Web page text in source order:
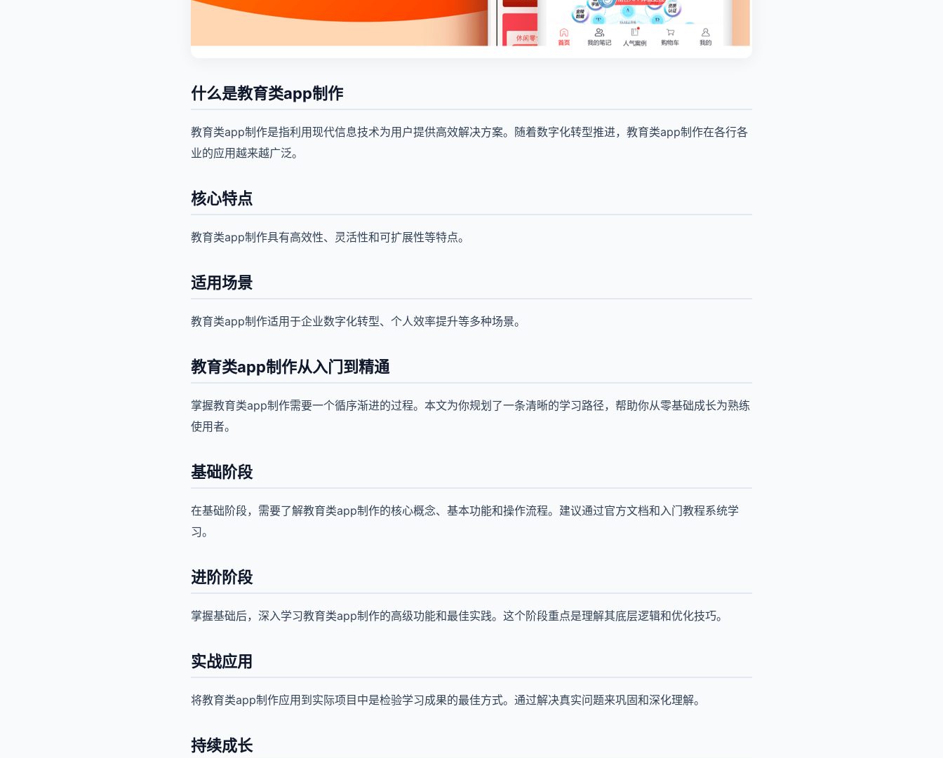
什么是教育类app制作
教育类app制作是指利用现代信息技术为用户提供高效解决方案。随着数字化转型推进，教育类app制作在各行各
业的应用越来越广泛。
核心特点
教育类app制作具有高效性、灵活性和可扩展性等特点。
适用场景
教育类app制作适用于企业数字化转型、个人效率提升等多种场景。
教育类app制作从入门到精通
掌握教育类app制作需要一个循序渐进的过程。本文为你规划了一条清晰的学习路径，帮助你从零基础成长为熟练
使用者。
基础阶段
在基础阶段，需要了解教育类app制作的核心概念、基本功能和操作流程。建议通过官方文档和入门教程系统学
习。
进阶阶段
掌握基础后，深入学习教育类app制作的高级功能和最佳实践。这个阶段重点是理解其底层逻辑和优化技巧。
实战应用
将教育类app制作应用到实际项目中是检验学习成果的最佳方式。通过解决真实问题来巩固和深化理解。
持续成长